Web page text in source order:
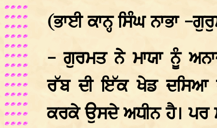
(ਭਾਈ ਕਾਨ੍ਹ ਸਿੰਘ ਨਾਭਾ -
- ਗੁਰਮਤ ਨੇ ਮਾਯਾ ਨੂੰ
ਰੱਬ ਦੀ ਇੱਕ ਖੇਡ ਦਸਿਆ
ਕਰਕੇ ਉਸਦੇ ਅਧੀਨ ਹੈ। ਪਰ